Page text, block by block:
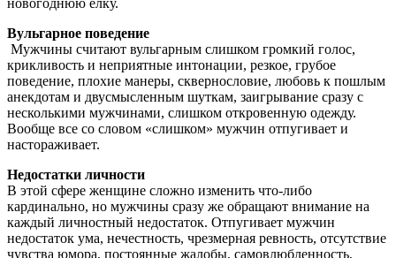
Вульгарное поведение
Мужчины считают вульгарным слишком громкий голос,
крикливость и неприятные интонации, резкое, грубое
поведение, плохие манеры, сквернословие, любовь к пошлым
анекдотам и двусмысленным шуткам, заигрывание сразу с
несколькими мужчинами, слишком откровенную одежду.
Вообще все со словом «слишком» мужчин отпугивает и
настораживает.
Недостатки личности
В этой сфере женщине сложно изменить что-либо
кардинально, но мужчины сразу же обращают внимание на
каждый личностный недостаток. Отпугивает мужчин
недостаток ума, нечестность, чрезмерная ревность, отсутствие
чувства юмора, постоянные жалобы, самовлюбленность,